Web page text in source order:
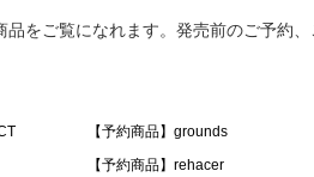
をご覧になれます。発売前のご予約、
【予約商品】grounds
【予約商品】rehacer